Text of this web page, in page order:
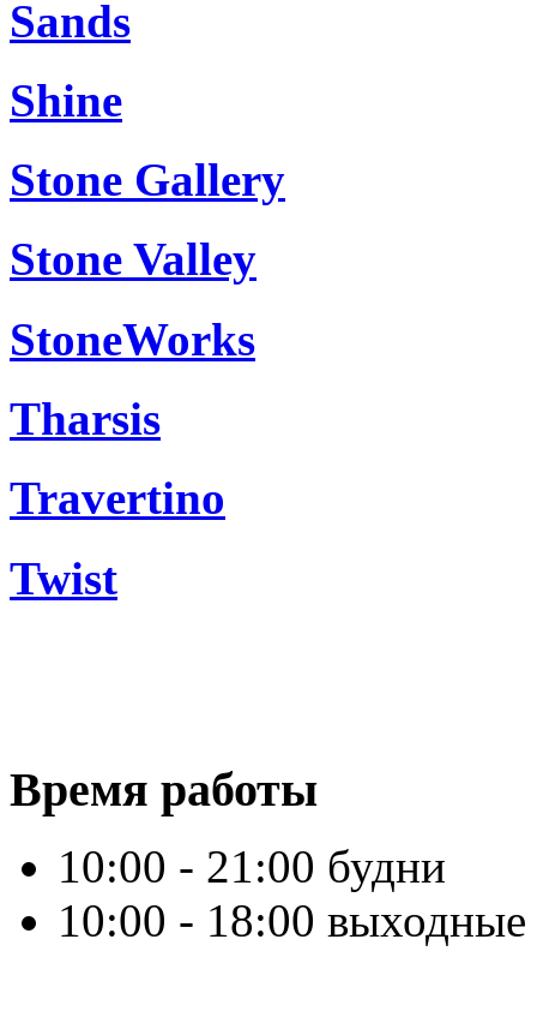
Sands
Shine
Stone Gallery
Stone Valley
StoneWorks
Tharsis
Travertino
Twist
Время работы
10:00 - 21:00 будни
10:00 - 18:00 выходные